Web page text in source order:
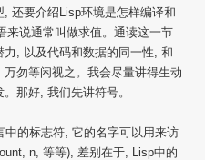
还要介绍Lisp环境是怎样编译和
来说通常叫做求值。通读这一节
, 以及代码和数据的同一性, 和
勿等闲视之。我会尽量讲得生动
那好, 我们先讲符号。
的标志符, 它的名字可以用来访
n, 等等), 差别在于, Lisp中的